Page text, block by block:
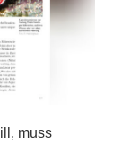
muss